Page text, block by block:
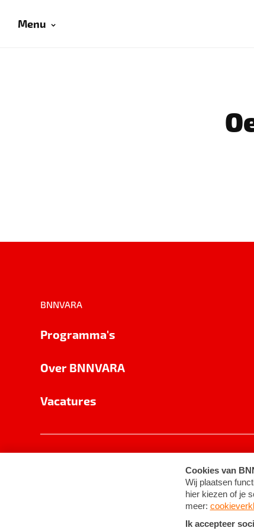
Menu
BNNVARA
Programma's
Over BNNVARA
Vacatures
Cookie-instellingen